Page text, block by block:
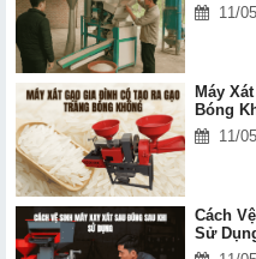
11/
Máy
Bóng
11/
Cách
Sử